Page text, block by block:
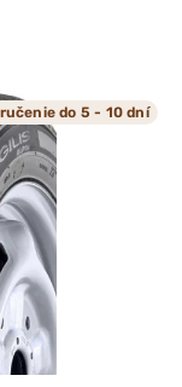
do 5 - 10 dní